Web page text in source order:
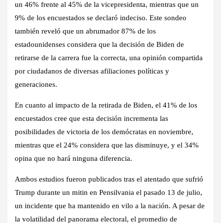
un 46% frente al 45% de la vicepresidenta, mientras que un
9% de los encuestados se declaró indeciso. Este sondeo
también reveló que un abrumador 87% de los
estadounidenses considera que la decisión de Biden de
retirarse de la carrera fue la correcta, una opinión compartida
por ciudadanos de diversas afiliaciones políticas y
generaciones.
En cuanto al impacto de la retirada de Biden, el 41% de los
encuestados cree que esta decisión incrementa las
posibilidades de victoria de los demócratas en noviembre,
mientras que el 24% considera que las disminuye, y el 34%
opina que no hará ninguna diferencia.
Ambos estudios fueron publicados tras el atentado que sufrió
Trump durante un mitin en Pensilvania el pasado 13 de julio,
un incidente que ha mantenido en vilo a la nación. A pesar de
la volatilidad del panorama electoral, el promedio de